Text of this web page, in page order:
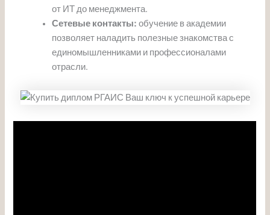
от ИТ до менеджмента.
Сетевые контакты: обучение в академии
позволяет наладить полезные знакомства с
единомышленниками и профессионалами
отрасли.